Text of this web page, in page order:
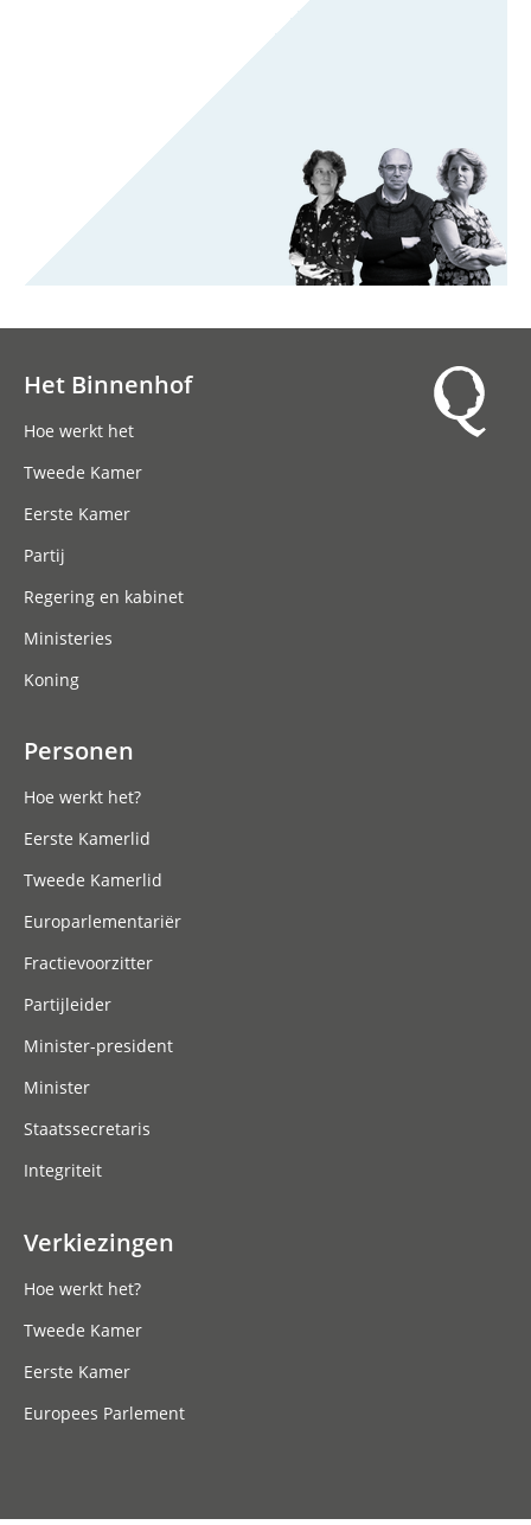
Het Binnenhof
Hoe werkt het
Tweede Kamer
Eerste Kamer
Partij
Regering en kabinet
Ministeries
Koning
Personen
Hoe werkt het?
Eerste Kamerlid
Tweede Kamerlid
Europarlementariër
Fractievoorzitter
Partijleider
Minister-president
Minister
Staatssecretaris
Integriteit
Verkiezingen
Hoe werkt het?
Tweede Kamer
Eerste Kamer
Europees Parlement